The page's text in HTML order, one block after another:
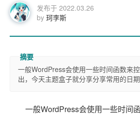
发布于 2022.03.26
by 珂李斯
一般WordPress会使用一些时间函数来
出，今天主题盒子就分享分享常用的日
一般WordPress会使用一些时间